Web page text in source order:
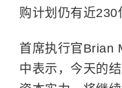
购计划仍有近230
首席执行官Brian
中表示，今天的